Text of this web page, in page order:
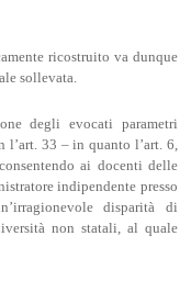
ricostruito va dunque
sollevata.
degli evocati parametri
33 – in quanto l’art. 6,
ai docenti delle
indipendente presso
disparità di
non statali, al quale